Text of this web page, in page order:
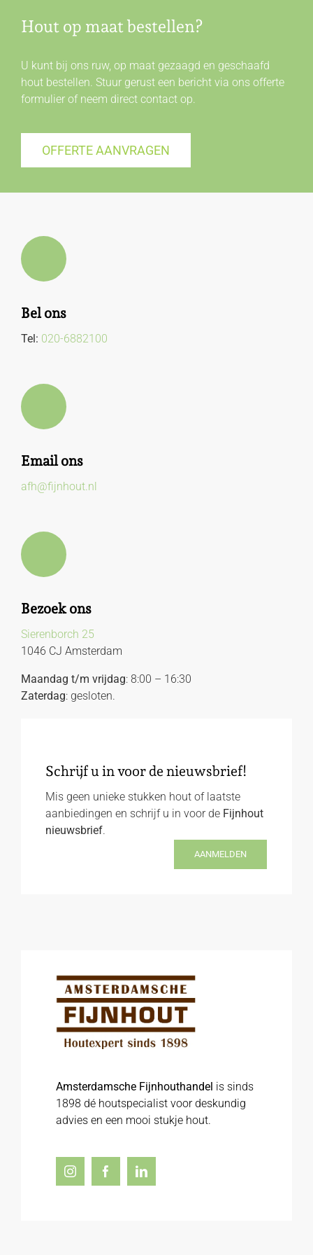
Hout op maat bestellen?
U kunt bij ons ruw, op maat gezaagd en geschaafd
hout bestellen. Stuur gerust een bericht via ons offerte
formulier of neem direct contactop.
OFFERTE AANVRAGEN
Bel ons
Tel: 020-6882100
Email ons
afh@fijnhout.nl
Bezoek ons
Sierenborch 25
1046 CJ Amsterdam
Maandag t/m vrijdag: 8:00 – 16:30
Zaterdag: gesloten.
Schrijf u in voor de nieuwsbrief!
Mis geen unieke stukken hout of laatste
aanbiedingen en schrijf u in voor de Fijnhout
nieuwsbrief.
AANMELDEN
Amsterdamsche Fijnhouthandel is sinds
1898 dé houtspecialist voor deskundig
advies en een mooi stukje hout.